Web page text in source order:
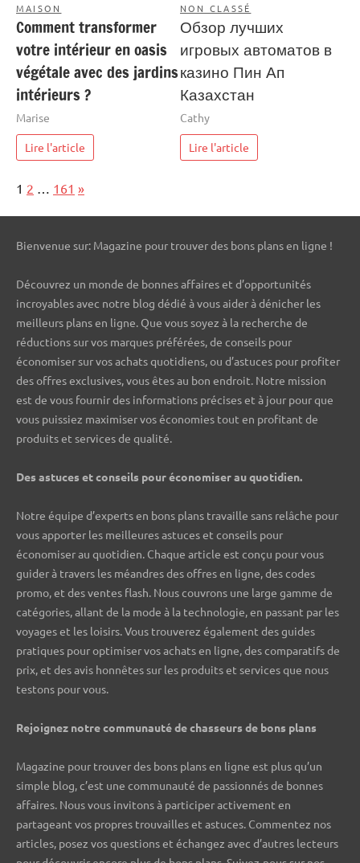
MAISON
Comment transformer
votre intérieur en oasis
végétale avec des jardins
intérieurs ?
Marise
Lire l'article
NON CLASSÉ
Обзор лучших
игровых автоматов в
казино Пин Ап
Казахстан
Cathy
Lire l'article
Page:
1 2 … 161 Next
»
Bienvenue sur: Magazine pour trouver des bons plans en ligne !
Découvrez un monde de bonnes affaires et d’opportunités
incroyables avec notre blog dédié à vous aider à dénicher les
meilleurs plans en ligne. Que vous soyez à la recherche de
réductions sur vos marques préférées, de conseils pour
économiser sur vos achats quotidiens, ou d’astuces pour profiter
des offres exclusives, vous êtes au bon endroit. Notre mission
est de vous fournir des informations précises et à jour pour que
vous puissiez maximiser vos économies tout en profitant de
produits et services de qualité.
Des astuces et conseils pour économiser au quotidien.
Notre équipe d’experts en bons plans travaille sans relâche pour
vous apporter les meilleures astuces et conseils pour
économiser au quotidien. Chaque article est conçu pour vous
guider à travers les méandres des offres en ligne, des codes
promo, et des ventes flash. Nous couvrons une large gamme de
catégories, allant de la mode à la technologie, en passant par les
voyages et les loisirs. Vous trouverez également des guides
pratiques pour optimiser vos achats en ligne, des comparatifs de
prix, et des avis honnêtes sur les produits et services que nous
testons pour vous.
Rejoignez notre communauté de chasseurs de bons plans ️
Magazine pour trouver des bons plans en ligne est plus qu’un
simple blog, c’est une communauté de passionnés de bonnes
affaires. Nous vous invitons à participer activement en
partageant vos propres trouvailles et astuces. Commentez nos
articles, posez vos questions et échangez avec d’autres lecteurs